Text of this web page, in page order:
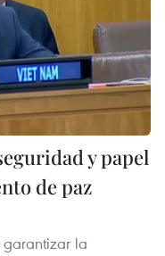
y papel
de paz
la